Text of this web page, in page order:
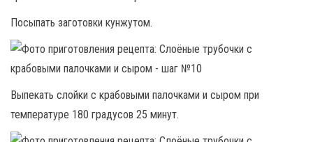
Посыпать заготовки кунжутом.
Выпекать слойки с крабовыми палочками и сыром при
температуре 180 градусов 25 минут.